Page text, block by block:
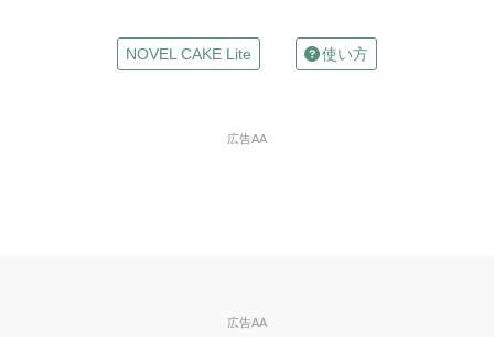
※入力した場合は確認メールが自動返信されます
NOVEL CAKE Lite 使い方
広告AA
広告AA